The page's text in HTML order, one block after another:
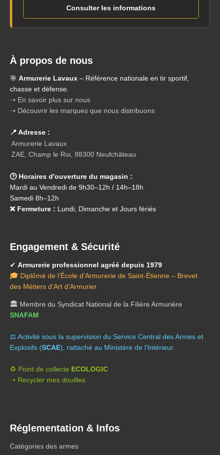
Consulter les informations
À propos de nous
🎯 Armurerie Lavaux – Référence nationale en tir sportif,
chasse et défense.
➝ En savoir plus sur nous
➝ Découvrir les marques que nous distribuons
📍 Adresse :
Armurerie Lavaux
ZAE, Champ le Roi, 88300 Neufchâteau
🕑 Horaires d'ouverture du magasin :
Mardi au Vendredi de 9h30–12h / 14h–18h
Samedi 8h–12h
❌ Fermeture : Lundi, Dimanche et Jours fériés
Engagement & Sécurité
✔ Armurerie professionnel agréé depuis 1979
🎓 Diplômé de l’École d’Armurerie de Saint-Étienne – Brevet
des Métiers d’Art d’Armurier
🏛️ Membre du Syndicat National de la Filière Armurière
SNAFAM
⚖️ Activité sous la supervision du Service Central des Armes et
Explosifs (SCAE), rattaché au Ministère de l’Intérieur.
♻️ Point de collecte ECOLOGIC
➝ Recycler mes douilles
Réglementation & Infos
Catégories des armes